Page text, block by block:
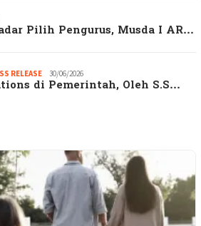
Pilih Pengurus, Musda I AR…
RELEASE 30/06/2026
di Pemerintah, Oleh S.S…